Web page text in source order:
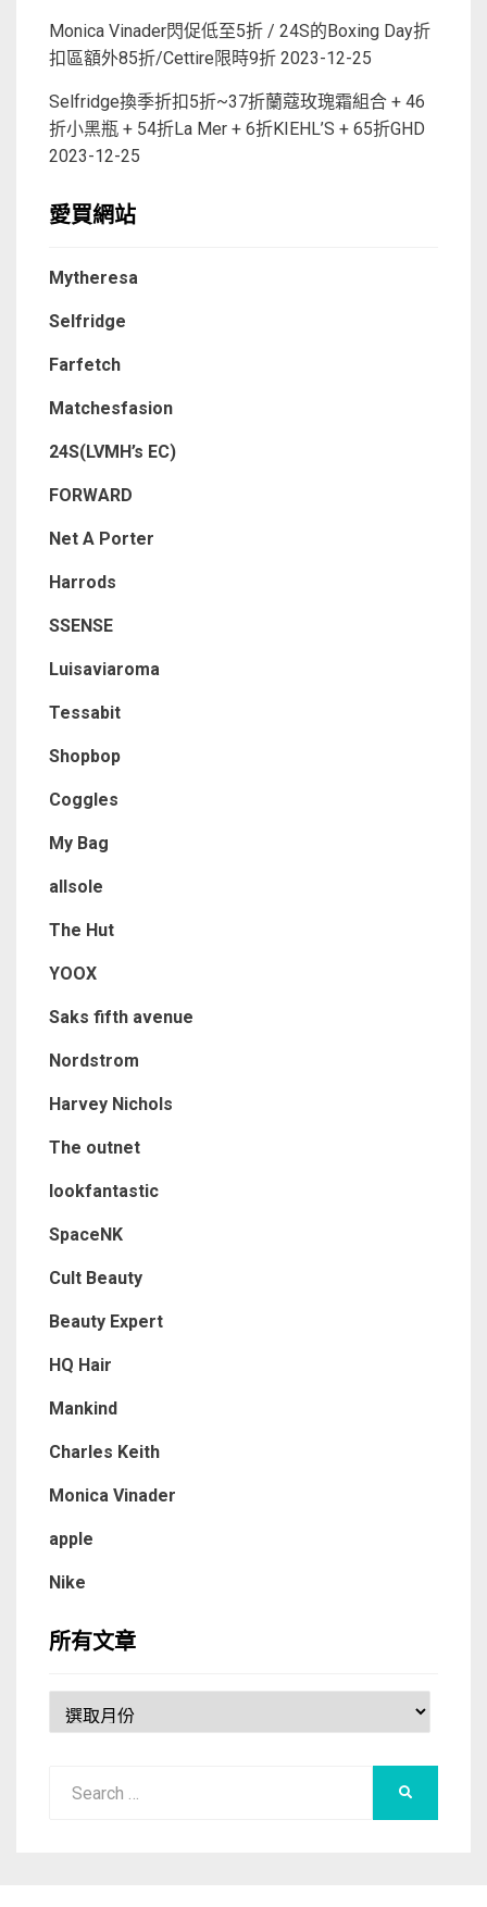
Monica Vinader閃促低至5折 / 24S的Boxing Day折
扣區額外85折/Cettire限時9折 2023-12-25
Selfridge換季折扣5折~37折蘭蔻玫瑰霜組合 + 46
折小黑瓶 + 54折La Mer + 6折KIEHL’S + 65折GHD
2023-12-25
愛買網站
Mytheresa
Selfridge
Farfetch
Matchesfasion
24S(LVMH’s EC)
FORWARD
Net A Porter
Harrods
SSENSE
Luisaviaroma
Tessabit
Shopbop
Coggles
My Bag
allsole
The Hut
YOOX
Saks fifth avenue
Nordstrom
Harvey Nichols
The outnet
lookfantastic
SpaceNK
Cult Beauty
Beauty Expert
HQ Hair
Mankind
Charles Keith
Monica Vinader
apple
Nike
所有文章
有